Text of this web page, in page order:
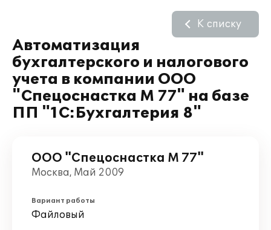
Автоматизация
бухгалтерского и налогового
учета в компании ООО
"Спецоснастка М 77" на базе
ПП "1С:Бухгалтерия 8"
К списку
ООО "Спецоснастка М 77"
Москва, Май 2009
Вариант работы
Файловый